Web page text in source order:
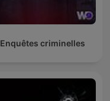
Enquêtes criminelles